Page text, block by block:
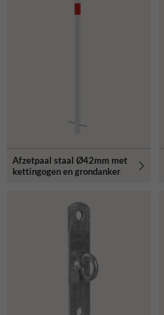
Afzetpaal staal Ø42mm met
kettingogen en grondanker